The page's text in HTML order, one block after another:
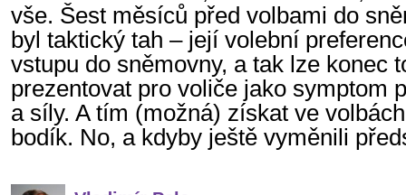
vše. Šest měsíců před volbami do
byl taktický tah – její volební
vstupu do sněmovny, a tak lze konec
prezentovat pro voliče jako symptom
a síly. A tím (možná) získat ve
bodík. No, a kdyby ještě vyměnili